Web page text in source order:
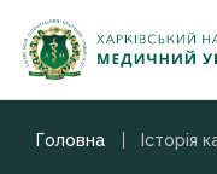
Головна